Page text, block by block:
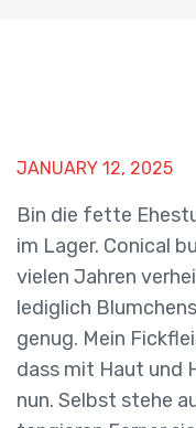
JANUARY 12, 2025
Bin die fette
im Lager. Conical
vielen Jahren
lediglich
genug. Mein
dass mit Haut und
nun. Selbst stehe